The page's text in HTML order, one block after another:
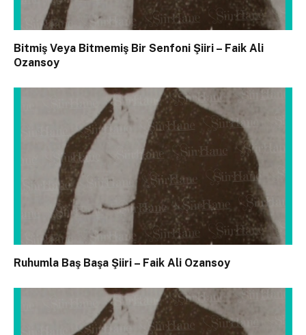
Bitmiş Veya Bitmemiş Bir Senfoni Şiiri – Faik Ali
Ozansoy
Ruhumla Baş Başa Şiiri – Faik Ali Ozansoy